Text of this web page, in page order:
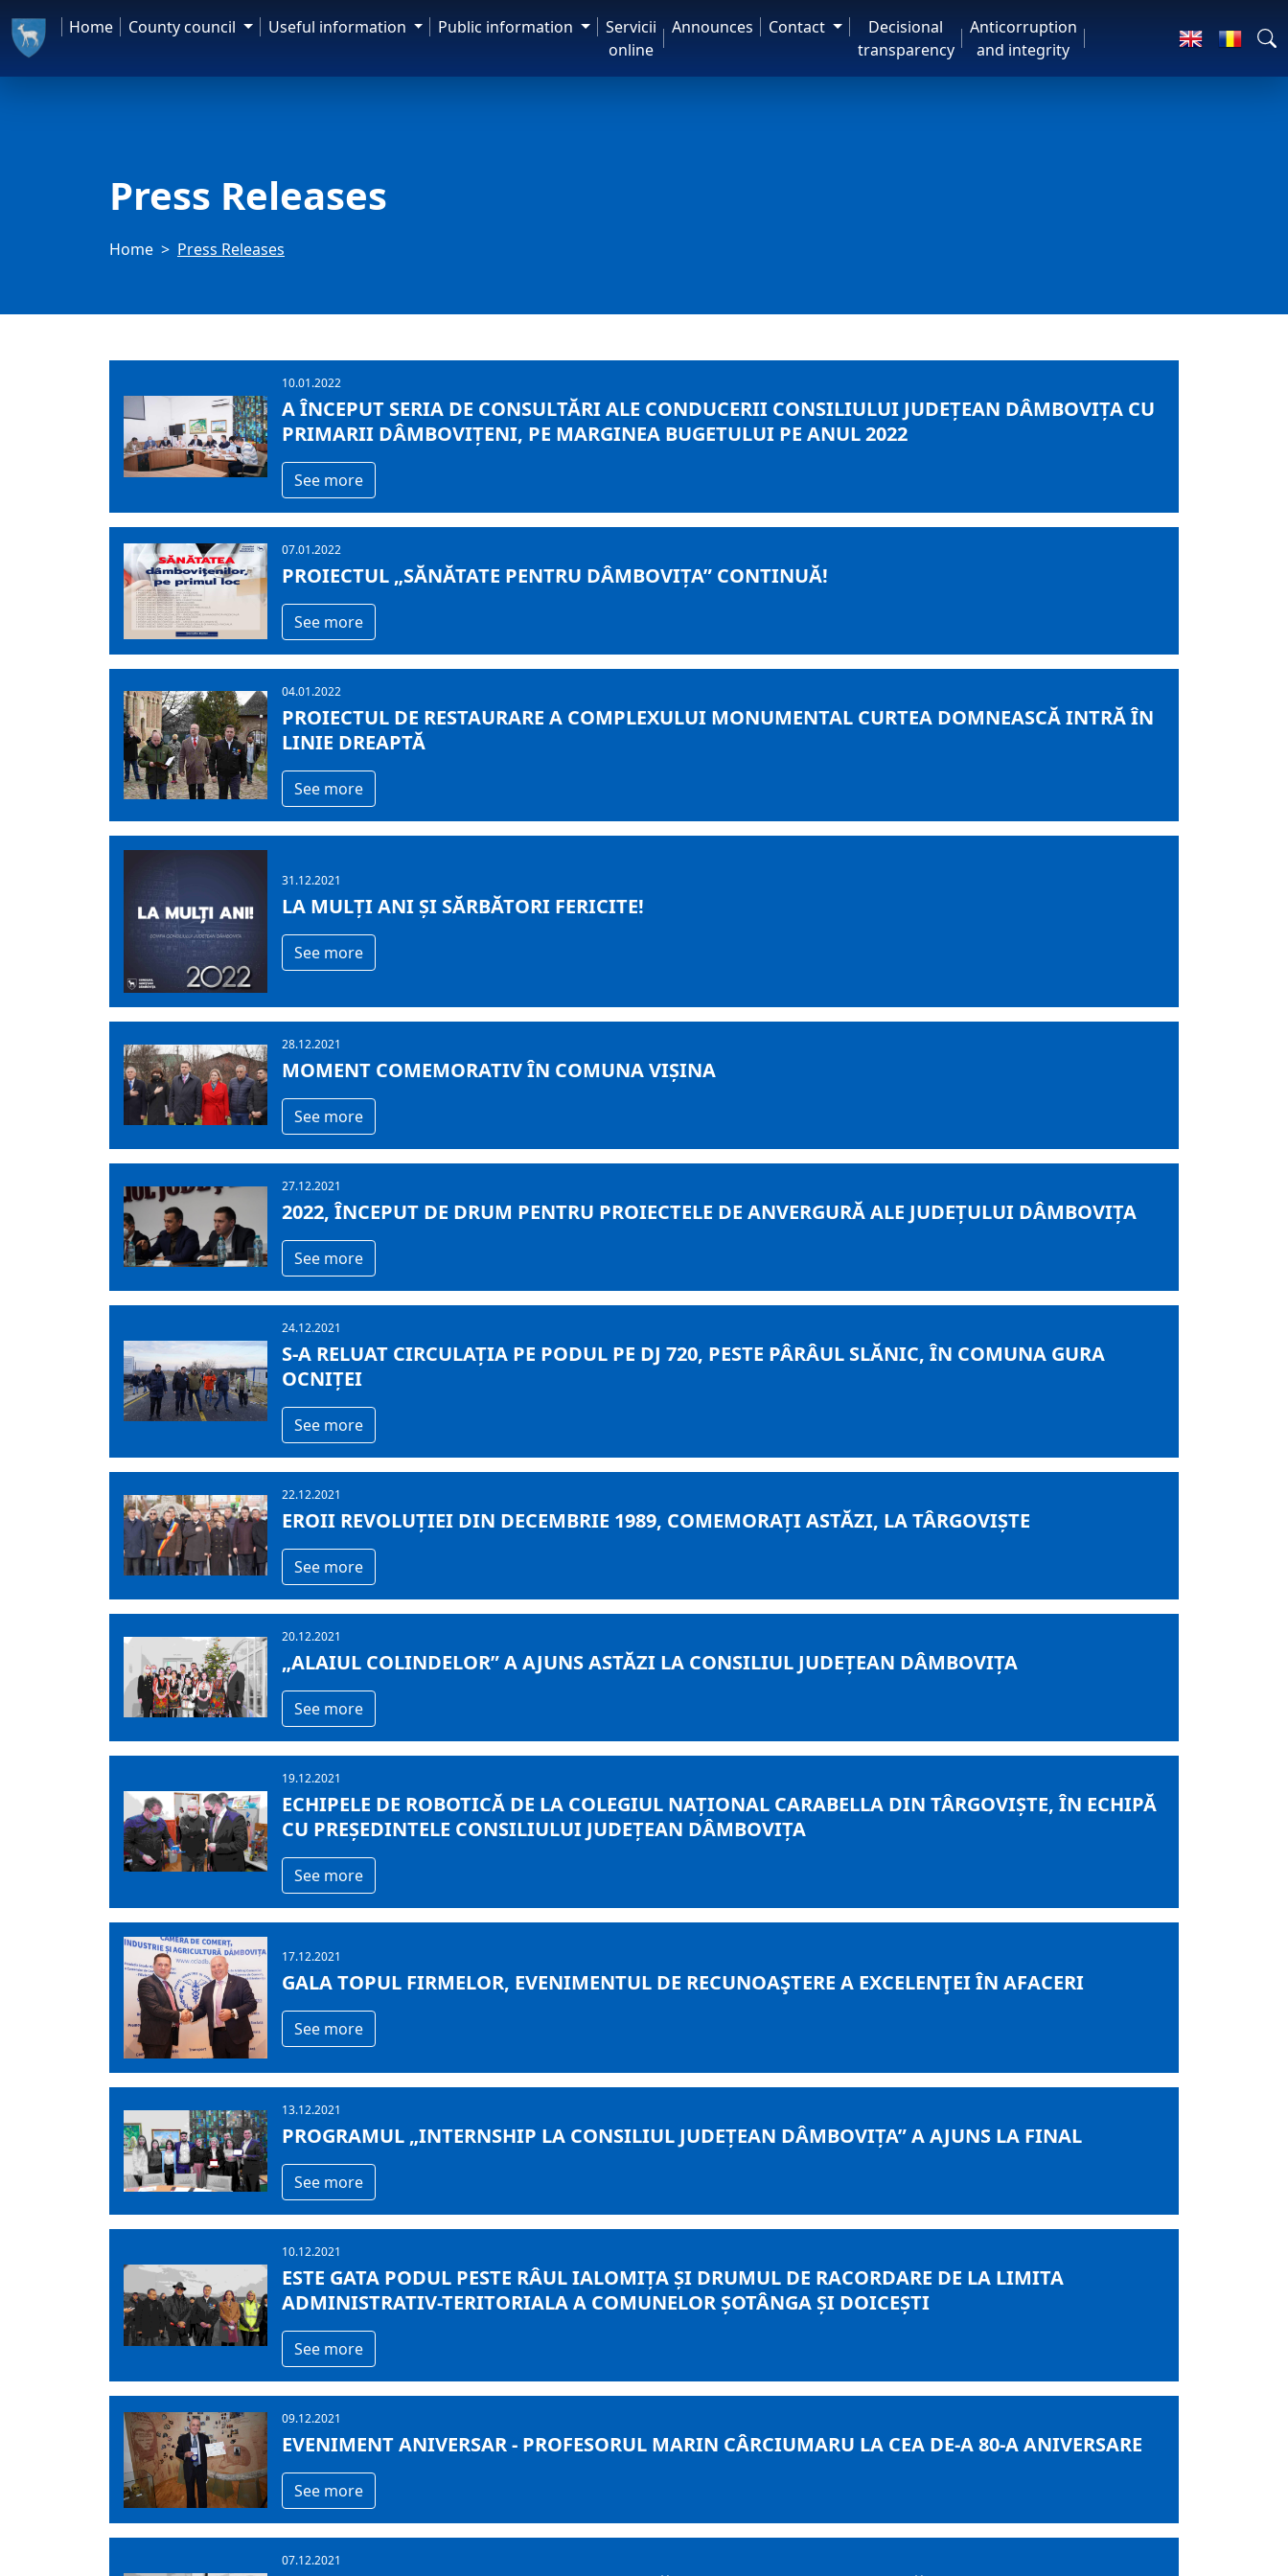
Home County council Useful information Public information
Servicii
online
Announces Contact
Decisional
transparency
Anticorruption
and integrity
Press Releases
Home Press Releases
10.01.2022
A ÎNCEPUT SERIA DE CONSULTĂRI ALE CONDUCERII CONSILIULUI JUDEȚEAN DÂMBOVIȚA CU
PRIMARII DÂMBOVIȚENI, PE MARGINEA BUGETULUI PE ANUL 2022
See more
07.01.2022
PROIECTUL „SĂNĂTATE PENTRU DÂMBOVIȚA” CONTINUĂ!
See more
04.01.2022
PROIECTUL DE RESTAURARE A COMPLEXULUI MONUMENTAL CURTEA DOMNEASCĂ INTRĂ ÎN
LINIE DREAPTĂ
See more
31.12.2021
LA MULȚI ANI ȘI SĂRBĂTORI FERICITE!
See more
28.12.2021
MOMENT COMEMORATIV ÎN COMUNA VIȘINA
See more
27.12.2021
2022, ÎNCEPUT DE DRUM PENTRU PROIECTELE DE ANVERGURĂ ALE JUDEȚULUI DÂMBOVIȚA
See more
24.12.2021
S-A RELUAT CIRCULAȚIA PE PODUL PE DJ 720, PESTE PÂRÂUL SLĂNIC, ÎN COMUNA GURA
OCNIȚEI
See more
22.12.2021
EROII REVOLUȚIEI DIN DECEMBRIE 1989, COMEMORAȚI ASTĂZI, LA TÂRGOVIȘTE
See more
20.12.2021
„ALAIUL COLINDELOR” A AJUNS ASTĂZI LA CONSILIUL JUDEȚEAN DÂMBOVIȚA
See more
19.12.2021
ECHIPELE DE ROBOTICĂ DE LA COLEGIUL NAȚIONAL CARABELLA DIN TÂRGOVIȘTE, ÎN ECHIPĂ
CU PREȘEDINTELE CONSILIULUI JUDEȚEAN DÂMBOVIȚA
See more
17.12.2021
GALA TOPUL FIRMELOR, EVENIMENTUL DE RECUNOAŞTERE A EXCELENŢEI ÎN AFACERI
See more
13.12.2021
PROGRAMUL „INTERNSHIP LA CONSILIUL JUDEȚEAN DÂMBOVIȚA” A AJUNS LA FINAL
See more
10.12.2021
ESTE GATA PODUL PESTE RÂUL IALOMIȚA ȘI DRUMUL DE RACORDARE DE LA LIMITA
ADMINISTRATIV-TERITORIALA A COMUNELOR ȘOTÂNGA ȘI DOICEȘTI
See more
09.12.2021
EVENIMENT ANIVERSAR - PROFESORUL MARIN CÂRCIUMARU LA CEA DE-A 80-A ANIVERSARE
See more
07.12.2021